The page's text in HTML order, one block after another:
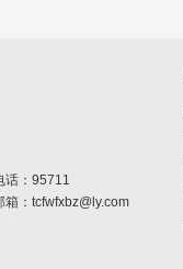
话：95711
箱：tcfwfxbz@ly.com